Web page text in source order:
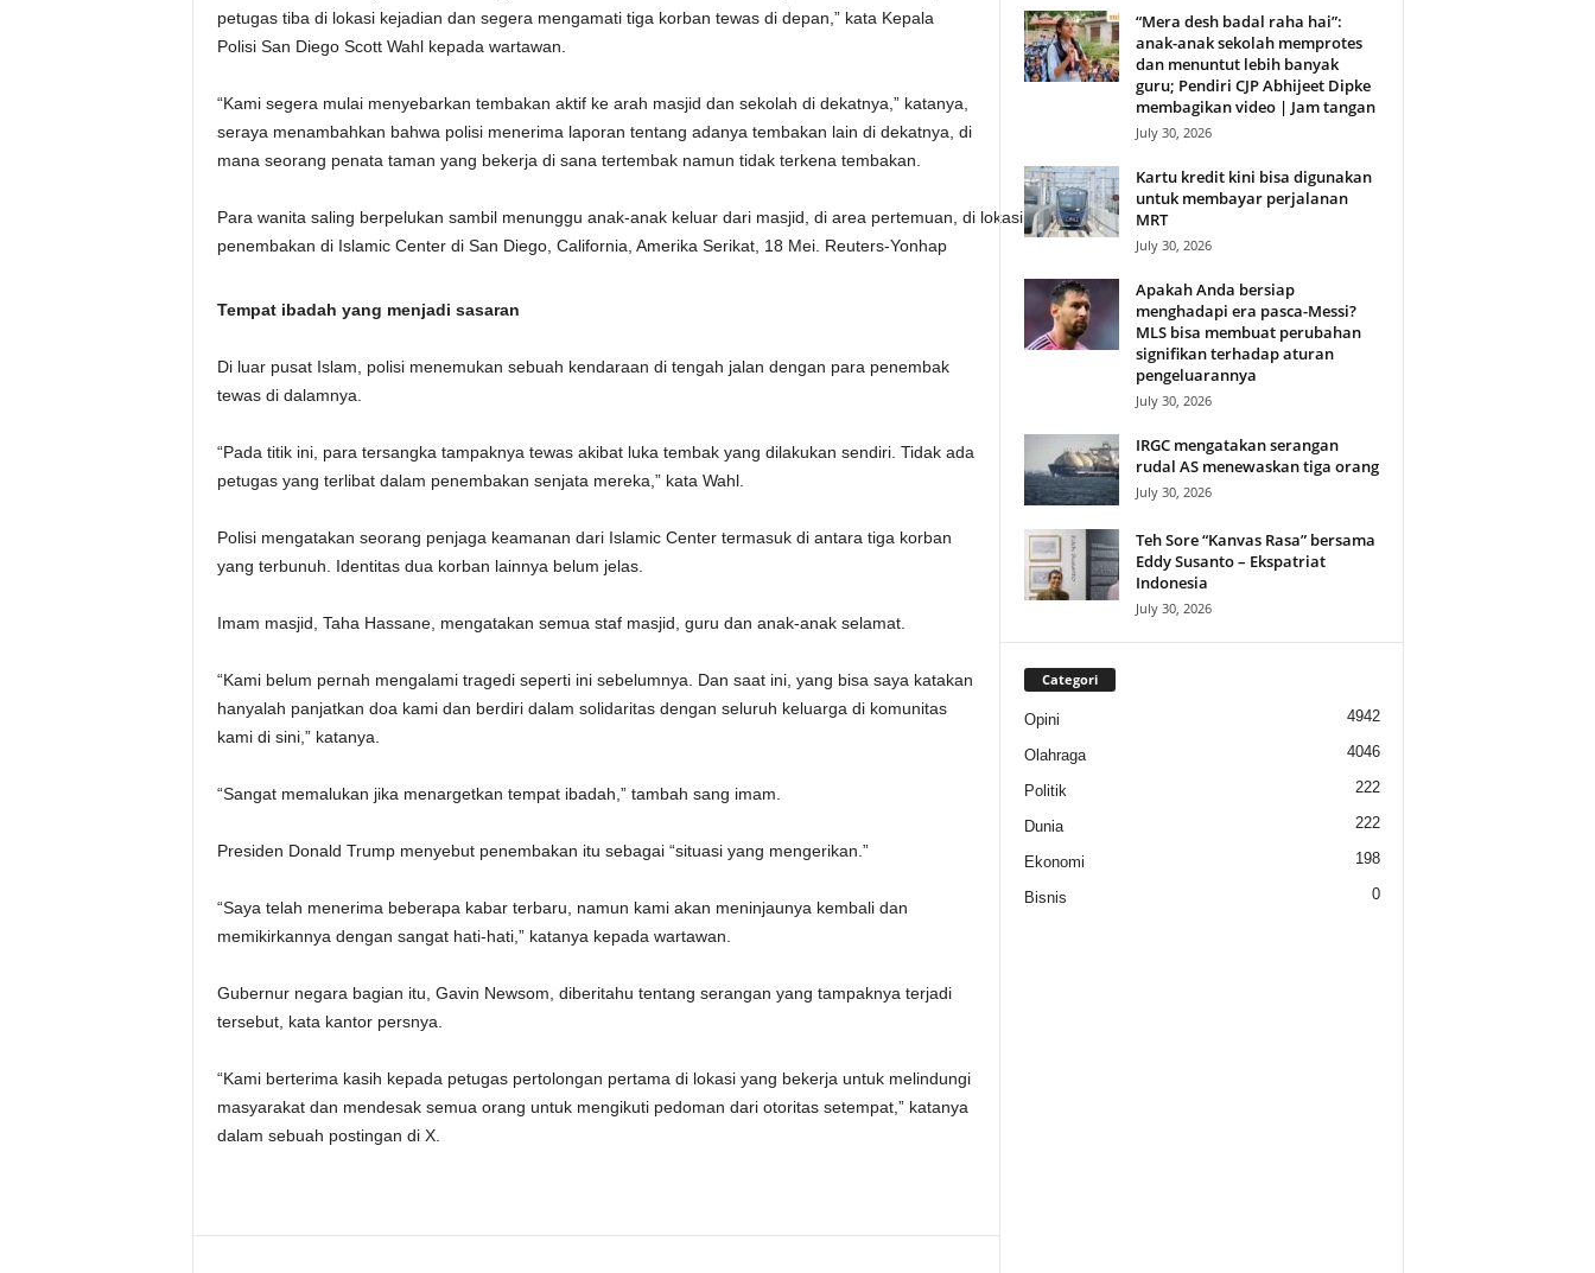
petugas tiba di lokasi kejadian dan segera mengamati tiga korban tewas di depan,” kata Kepala
Polisi San Diego Scott Wahl kepada wartawan.
“Kami segera mulai menyebarkan tembakan aktif ke arah masjid dan sekolah di dekatnya,” katanya,
seraya menambahkan bahwa polisi menerima laporan tentang adanya tembakan lain di dekatnya, di
mana seorang penata taman yang bekerja di sana tertembak namun tidak terkena tembakan.
Para wanita saling berpelukan sambil menunggu anak-anak keluar dari masjid, di area pertemuan, di lokasi
penembakan di Islamic Center di San Diego, California, Amerika Serikat, 18 Mei. Reuters-Yonhap
Tempat ibadah yang menjadi sasaran
Di luar pusat Islam, polisi menemukan sebuah kendaraan di tengah jalan dengan para penembak
tewas di dalamnya.
“Pada titik ini, para tersangka tampaknya tewas akibat luka tembak yang dilakukan sendiri. Tidak ada
petugas yang terlibat dalam penembakan senjata mereka,” kata Wahl.
Polisi mengatakan seorang penjaga keamanan dari Islamic Center termasuk di antara tiga korban
yang terbunuh. Identitas dua korban lainnya belum jelas.
Imam masjid, Taha Hassane, mengatakan semua staf masjid, guru dan anak-anak selamat.
“Kami belum pernah mengalami tragedi seperti ini sebelumnya. Dan saat ini, yang bisa saya katakan
hanyalah panjatkan doa kami dan berdiri dalam solidaritas dengan seluruh keluarga di komunitas
kami di sini,” katanya.
“Sangat memalukan jika menargetkan tempat ibadah,” tambah sang imam.
Presiden Donald Trump menyebut penembakan itu sebagai “situasi yang mengerikan.”
“Saya telah menerima beberapa kabar terbaru, namun kami akan meninjaunya kembali dan
memikirkannya dengan sangat hati-hati,” katanya kepada wartawan.
Gubernur negara bagian itu, Gavin Newsom, diberitahu tentang serangan yang tampaknya terjadi
tersebut, kata kantor persnya.
“Kami berterima kasih kepada petugas pertolongan pertama di lokasi yang bekerja untuk melindungi
masyarakat dan mendesak semua orang untuk mengikuti pedoman dari otoritas setempat,” katanya
dalam sebuah postingan di X.
“Mera desh badal raha hai”:
anak-anak sekolah memprotes
dan menuntut lebih banyak
guru; Pendiri CJP Abhijeet Dipke
membagikan video | Jam tangan
July 30, 2026
Kartu kredit kini bisa digunakan
untuk membayar perjalanan
MRT
July 30, 2026
Apakah Anda bersiap
menghadapi era pasca-Messi?
MLS bisa membuat perubahan
signifikan terhadap aturan
pengeluarannya
July 30, 2026
IRGC mengatakan serangan
rudal AS menewaskan tiga orang
July 30, 2026
Teh Sore “Kanvas Rasa” bersama
Eddy Susanto – Ekspatriat
Indonesia
July 30, 2026
Categori
Opini 4942
Olahraga 4046
Politik 222
Dunia 222
Ekonomi 198
Bisnis 0